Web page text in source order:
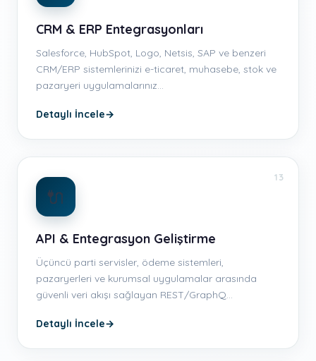
CRM & ERP Entegrasyonları
Salesforce, HubSpot, Logo, Netsis, SAP ve benzeri
CRM/ERP sistemlerinizi e-ticaret, muhasebe, stok ve
pazaryeri uygulamalarınız…
Detaylı İncele→
13
🔌
API & Entegrasyon Geliştirme
Üçüncü parti servisler, ödeme sistemleri,
pazaryerleri ve kurumsal uygulamalar arasında
güvenli veri akışı sağlayan REST/GraphQ…
Detaylı İncele→